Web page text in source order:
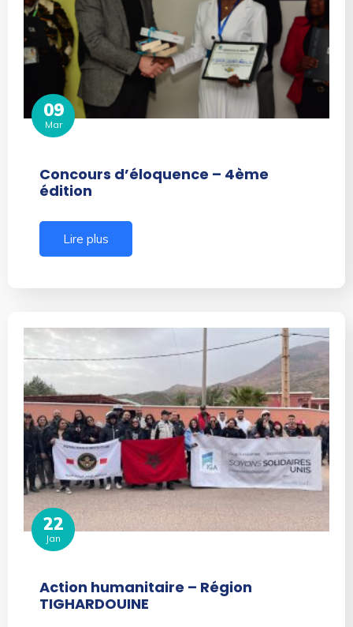
09
Mar
Concours d’éloquence – 4ème
édition
Lire plus
22
Jan
Action humanitaire – Région
TIGHARDOUINE